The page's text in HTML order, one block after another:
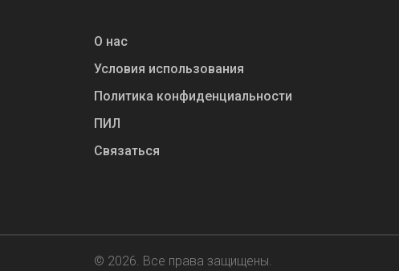
О нас
Условия использования
Политика конфиденциальности
ПИЛ
Связаться
© 2026. Все права защищены.